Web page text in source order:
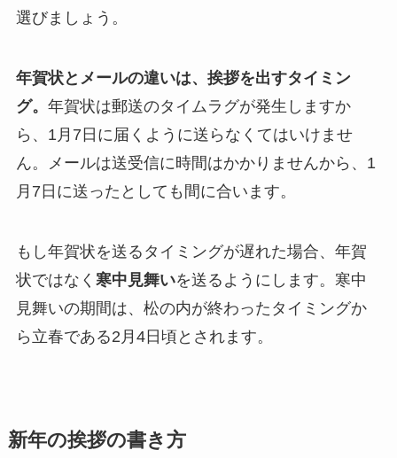
選びましょう。
年賀状とメールの違いは、挨拶を出すタイミン
グ。 年賀状は郵送のタイムラグが発生しますか
ら、1月7日に届くように送らなくてはいけませ
ん。メールは送受信に時間はかかりませんから、1
月7日に送ったとしても間に合います。
もし年賀状を送るタイミングが遅れた場合、年賀
状ではなく 寒中見舞いを送るようにします。寒中
見舞いの期間は、松の内が終わったタイミングか
ら立春である2月4日頃とされます。
新年の挨拶の書き方